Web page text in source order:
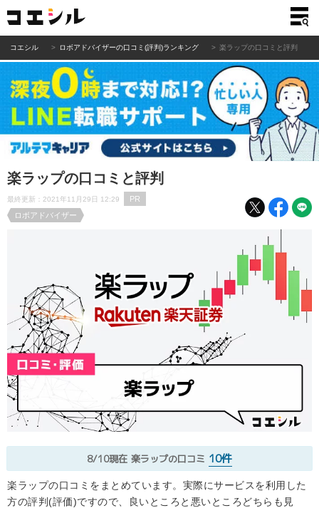
コエシル ロボアドバイザーの口コミ(評判)ランキング 楽ラップの口コミと評判
楽ラップの口コミと評判
最終更新：2021年11月29日 12:29
PR
ロボアドバイザー
8/10現在 楽ラップの口コミ 10件
楽ラップの口コミをまとめています。実際にサービスを利用した
方の評判(評価)ですので、良いところと悪いところどちらも見